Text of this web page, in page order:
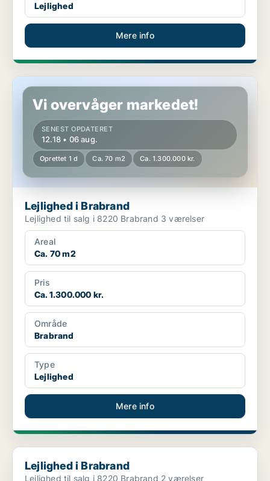
Lejlighed
Mere info
Lejlighed i Brabrand
Vi overvåger markedet!
SENEST OPDATERET
12.18 • 06 aug.
Oprettet 1 d Ca. 70 m2 Ca. 1.300.000 kr.
Lejlighed i Brabrand
Lejlighed til salg i 8220 Brabrand 3 værelser
Areal
Ca. 70 m2
Pris
Ca. 1.300.000 kr.
Område
Brabrand
Type
Lejlighed
Mere info
Lejlighed i Brabrand
Lejlighed i Brabrand
Lejlighed til salg i 8220 Brabrand 2 værelser